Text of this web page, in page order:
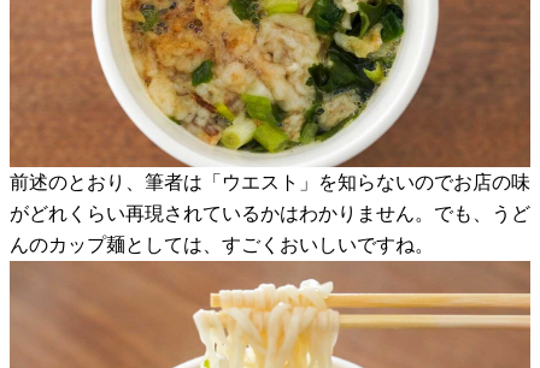
前述のとおり、筆者は「ウエスト」を知らないのでお店の味
がどれくらい再現されているかはわかりません。でも、うど
んのカップ麺としては、すごくおいしいですね。